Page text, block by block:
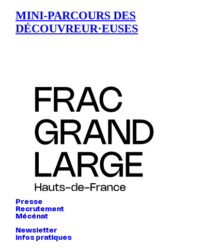
MINI-PARCOURS DES
DÉCOUVREUR·EUSES
Presse
Recrutement
Mécénat
Newsletter
Infos pratiques